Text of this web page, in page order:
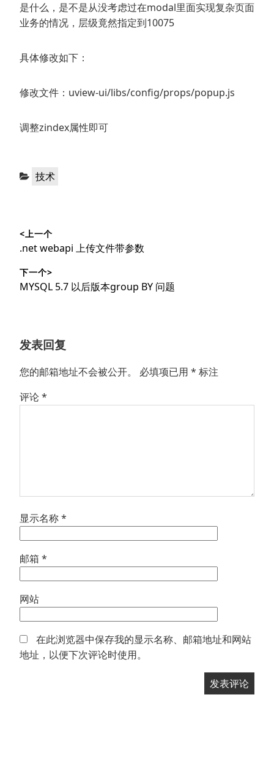
是什么，是不是从没考虑过在modal里面实现复杂页面
业务的情况，层级竟然指定到10075
具体修改如下：
修改文件：uview-ui/libs/config/props/popup.js
调整zindex属性即可
分 技术
章
导
航
<上一个
上
文
章：
.net webapi 上传文件带参数
下一个>
下
MYSQL 5.7 以后版本group BY 问题
发表回复
您的邮箱地址不会被公开。 必填项已用 * 标注
评论*
显示名称*
邮箱 *
网站
在此浏览器中保存我的显示名称、邮箱地址和网站
地址，以便下次评论时使用。